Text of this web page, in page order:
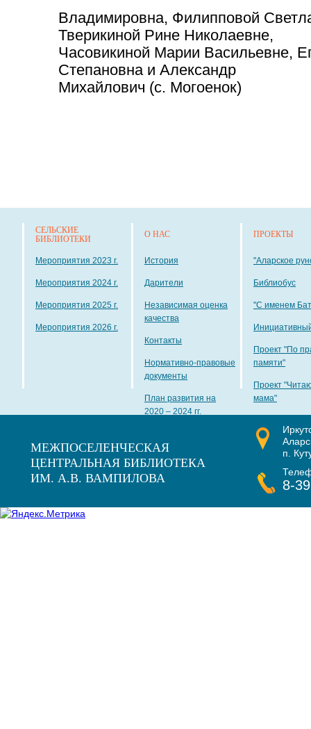
Владимировна, Филипповой
Тверикиной Рине Николаевне,
Часовикиной Марии Васильевне,
Степановна и Александр
Михайлович (с. Могоенок)
СЕЛЬСКИЕ
БИБЛИОТЕКИ
Мероприятия 2023 г.
Мероприятия 2024 г.
Мероприятия 2025 г.
Мероприятия 2026 г.
О НАС
История
Дарители
Независимая оценка
качества
Контакты
Нормативно-правовые
документы
План развития на
2020 – 2024 гг.
ПРОЕКТЫ
"Аларское
Библиобус
"С именем
Проект "По
памяти"
Проект
мама"
МЕЖПОСЕЛЕНЧЕСКАЯ
ЦЕНТРАЛЬНАЯ БИБЛИОТЕКА
ИМ. А.В. ВАМПИЛОВА
п.
8-